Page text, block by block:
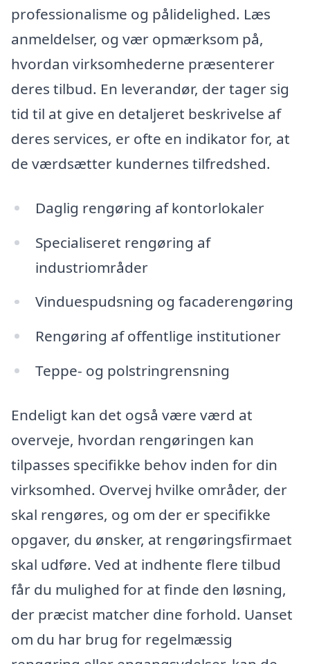
professionalisme og pålidelighed. Læs
anmeldelser, og vær opmærksom på,
hvordan virksomhederne præsenterer
deres tilbud. En leverandør, der tager sig
tid til at give en detaljeret beskrivelse af
deres services, er ofte en indikator for, at
de værdsætter kundernes tilfredshed.
Daglig rengøring af kontorlokaler
Specialiseret rengøring af
industriområder
Vinduespudsning og facaderengøring
Rengøring af offentlige institutioner
Teppe- og polstringrensning
Endeligt kan det også være værd at
overveje, hvordan rengøringen kan
tilpasses specifikke behov inden for din
virksomhed. Overvej hvilke områder, der
skal rengøres, og om der er specifikke
opgaver, du ønsker, at rengøringsfirmaet
skal udføre. Ved at indhente flere tilbud
får du mulighed for at finde den løsning,
der præcist matcher dine forhold. Uanset
om du har brug for regelmæssig